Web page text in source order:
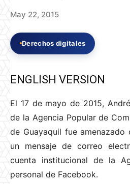
May 22, 2015
Derechos digitales
ENGLISH VERSION
El 17 de mayo de 2015,
de la Agencia Popular de
de Guayaquil fue
un mensaje de correo
cuenta institucional de la
personal de Facebook.